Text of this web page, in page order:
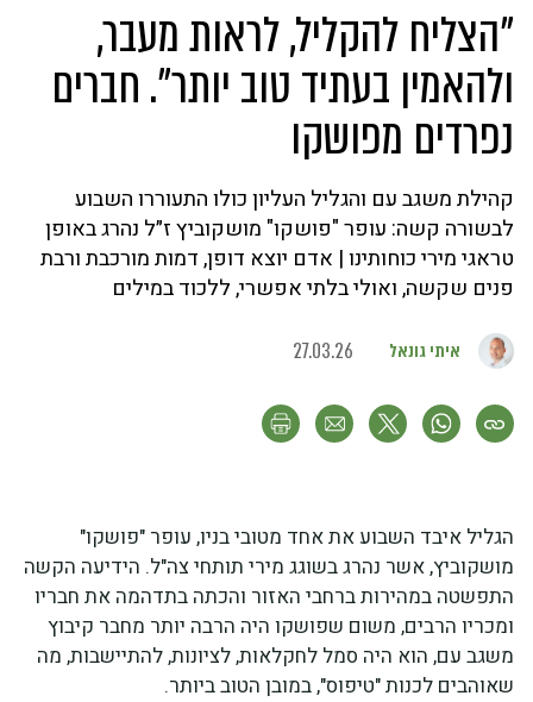
"הצליח להקליל, לראות מעבר,
ולהאמין בעתיד טוב יותר". חברים
נפרדים מפושקו
קהילת משגב עם והגליל העליון כולו התעוררו השבוע
לבשורה קשה: עופר "פושקו" מושקוביץ ז״ל נהרג באופן
טראגי מירי כוחותינו | אדם יוצא דופן, דמות מורכבת ורבת
פנים שקשה, ואולי בלתי אפשרי, ללכוד במילים
איתי גונאל 27.03.26
הגליל איבד השבוע את אחד מטובי בניו, עופר "פושקו"
מושקוביץ, אשר נהרג בשוגג מירי תותחי צה"ל. הידיעה הקשה
התפשטה במהירות ברחבי האזור והכתה בתדהמה את חבריו
ומכריו הרבים, משום שפושקו היה הרבה יותר מחבר קיבוץ
משגב עם, הוא היה סמל לחקלאות, לציונות, להתיישבות, מה
שאוהבים לכנות "טיפוס", במובן הטוב ביותר.